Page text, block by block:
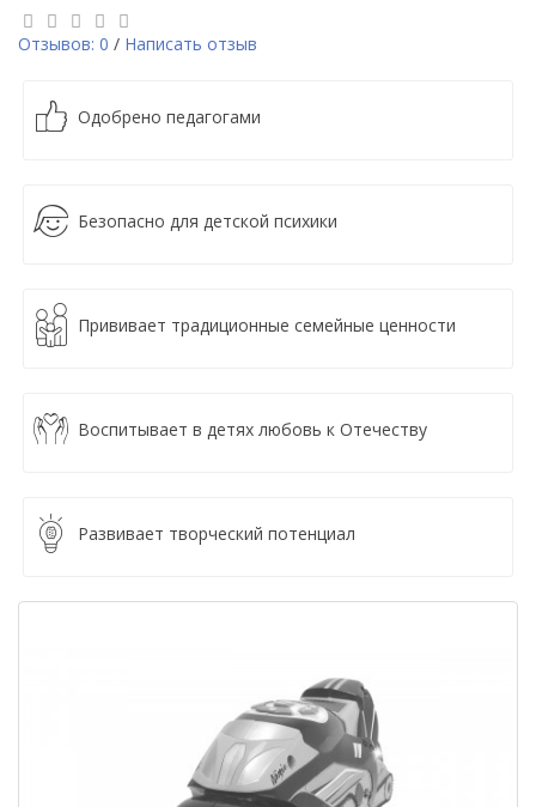
Отзывов: 0 / Написать отзыв
Одобрено педагогами
Безопасно для детской психики
Прививает традиционные семейные ценности
Воспитывает в детях любовь к Отечеству
Развивает творческий потенциал